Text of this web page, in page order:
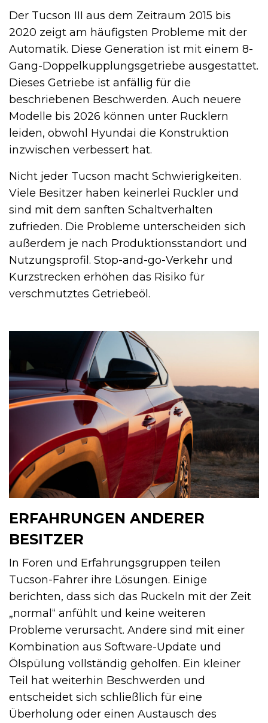
Der Tucson III aus dem Zeitraum 2015 bis
2020 zeigt am häufigsten Probleme mit der
Automatik. Diese Generation ist mit einem 8-
Gang-Doppelkupplungsgetriebe ausgestattet.
Dieses Getriebe ist anfällig für die
beschriebenen Beschwerden. Auch neuere
Modelle bis 2026 können unter Rucklern
leiden, obwohl Hyundai die Konstruktion
inzwischen verbessert hat.
Nicht jeder Tucson macht Schwierigkeiten.
Viele Besitzer haben keinerlei Ruckler und
sind mit dem sanften Schaltverhalten
zufrieden. Die Probleme unterscheiden sich
außerdem je nach Produktionsstandort und
Nutzungsprofil. Stop-and-go-Verkehr und
Kurzstrecken erhöhen das Risiko für
verschmutztes Getriebeöl.
ERFAHRUNGEN ANDERER
BESITZER
In Foren und Erfahrungsgruppen teilen
Tucson-Fahrer ihre Lösungen. Einige
berichten, dass sich das Ruckeln mit der Zeit
„normal“ anfühlt und keine weiteren
Probleme verursacht. Andere sind mit einer
Kombination aus Software-Update und
Ölspülung vollständig geholfen. Ein kleiner
Teil hat weiterhin Beschwerden und
entscheidet sich schließlich für eine
Überholung oder einen Austausch des